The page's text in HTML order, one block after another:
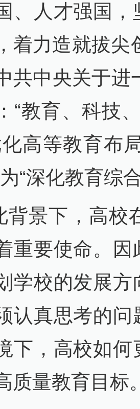
、人才强国
着力造就拔尖
共中央关于进
“教育、科技
化高等教育布
“深化教育综
背景下，高校
重要使命。
学校的发展
认真思考的
下，高校如
质量教育目标